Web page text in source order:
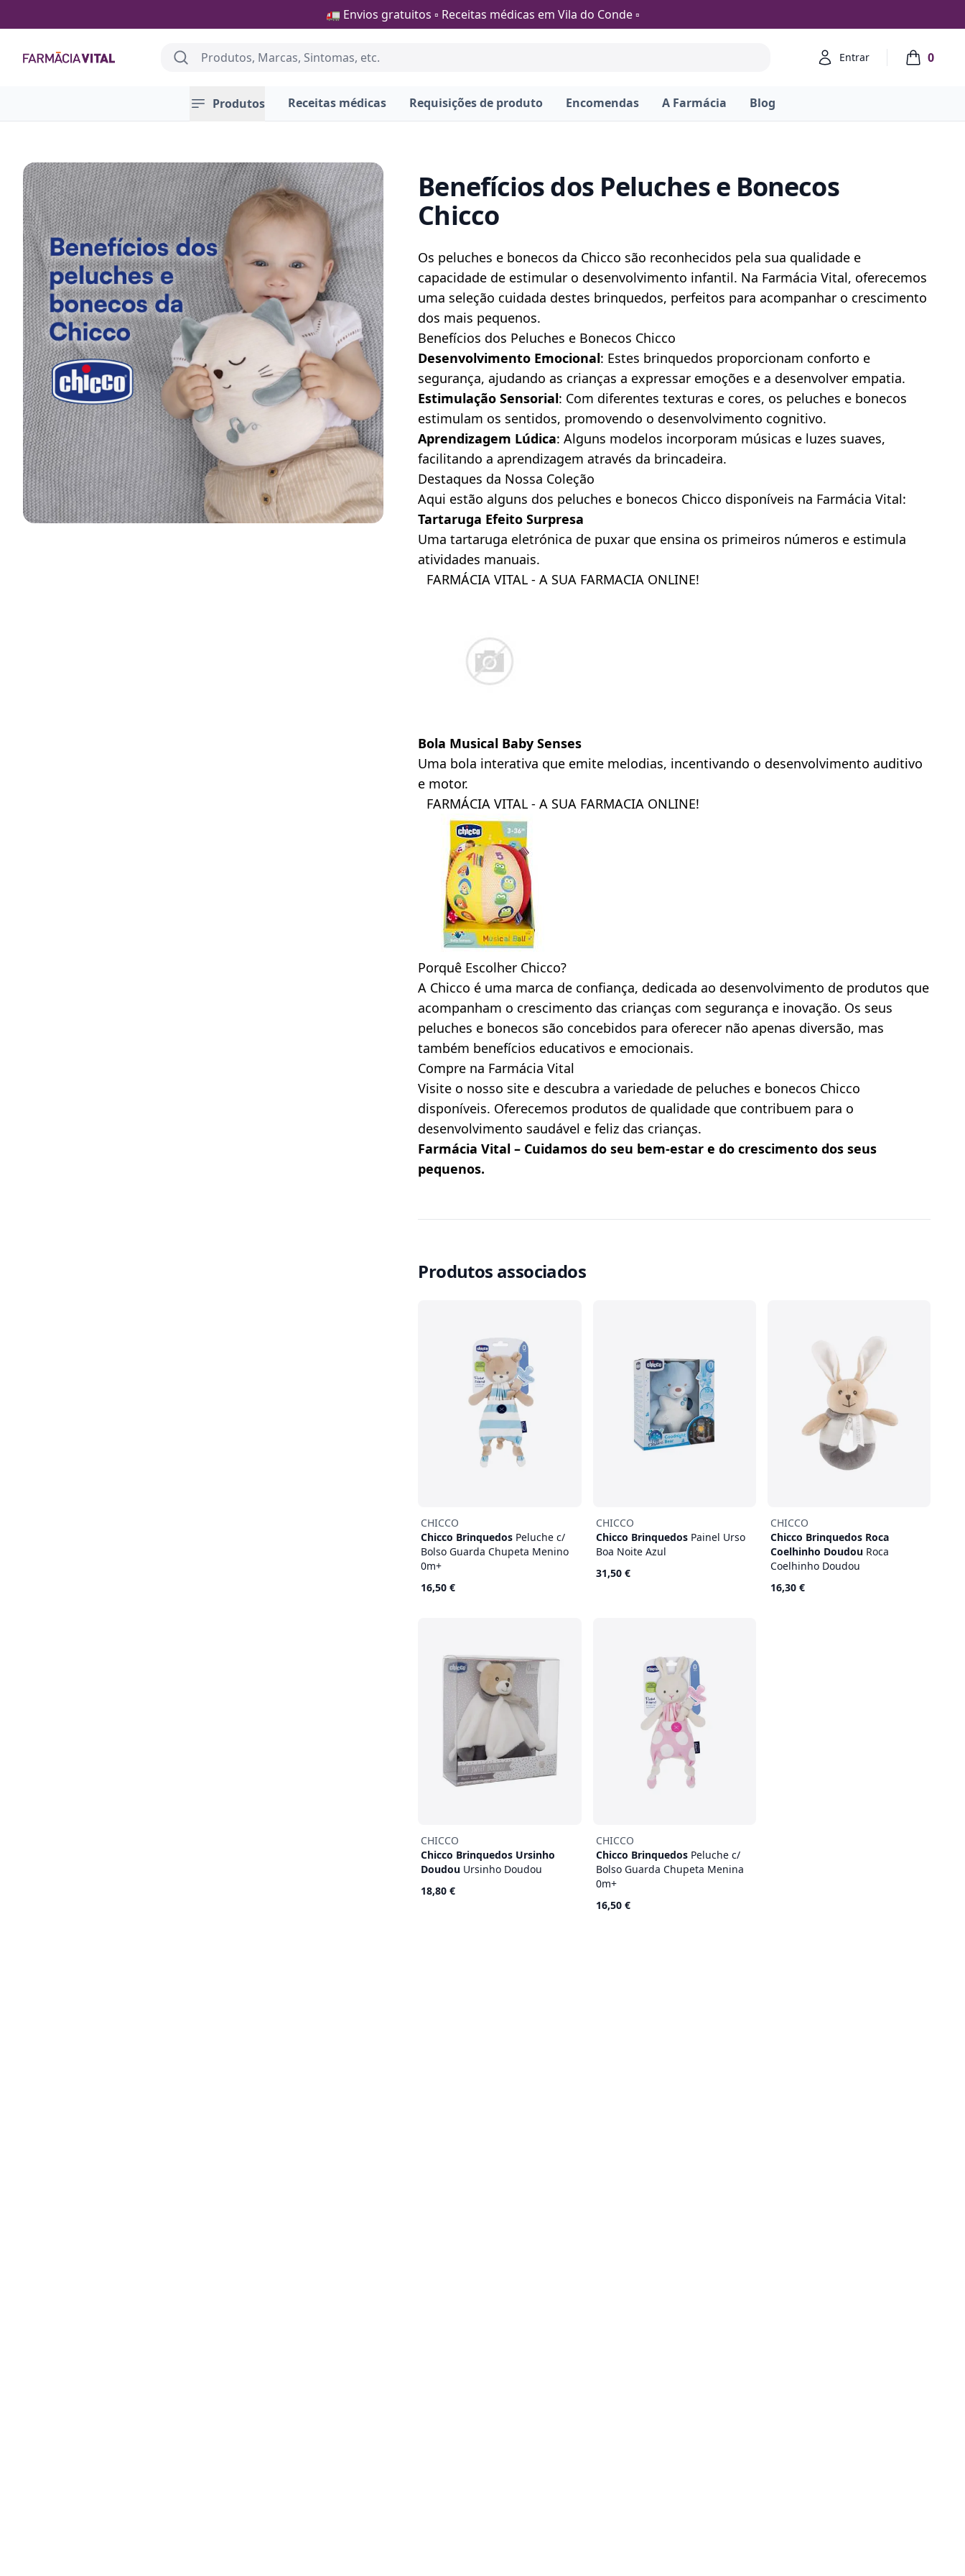
🚛 Envios gratuitos ▫️ Receitas médicas em Vila do Conde ▫️
Farmácia Vital
Search Account
Entrar 0
items in
Produtos Receitas médicas Requisições de produto Encomendas A Farmácia Blog
Benefícios dos Peluches e Bonecos
Chicco
Os peluches e bonecos da Chicco são reconhecidos pela sua qualidade e
capacidade de estimular o desenvolvimento infantil. Na Farmácia Vital, oferecemos
uma seleção cuidada destes brinquedos, perfeitos para acompanhar o crescimento
dos mais pequenos.
Benefícios dos Peluches e Bonecos Chicco
Desenvolvimento Emocional: Estes brinquedos proporcionam conforto e
segurança, ajudando as crianças a expressar emoções e a desenvolver empatia.
Estimulação Sensorial: Com diferentes texturas e cores, os peluches e bonecos
estimulam os sentidos, promovendo o desenvolvimento cognitivo.
Aprendizagem Lúdica: Alguns modelos incorporam músicas e luzes suaves,
facilitando a aprendizagem através da brincadeira.
Destaques da Nossa Coleção
Aqui estão alguns dos peluches e bonecos Chicco disponíveis na Farmácia Vital:
Tartaruga Efeito Surpresa
Uma tartaruga eletrónica de puxar que ensina os primeiros números e estimula
atividades manuais.
FARMÁCIA VITAL - A SUA FARMACIA ONLINE!
Bola Musical Baby Senses
Uma bola interativa que emite melodias, incentivando o desenvolvimento auditivo
e motor.
FARMÁCIA VITAL - A SUA FARMACIA ONLINE!
Porquê Escolher Chicco?
A Chicco é uma marca de confiança, dedicada ao desenvolvimento de produtos que
acompanham o crescimento das crianças com segurança e inovação. Os seus
peluches e bonecos são concebidos para oferecer não apenas diversão, mas
também benefícios educativos e emocionais.
Compre na Farmácia Vital
Visite o nosso site e descubra a variedade de peluches e bonecos Chicco
disponíveis. Oferecemos produtos de qualidade que contribuem para o
desenvolvimento saudável e feliz das crianças.
Farmácia Vital – Cuidamos do seu bem-estar e do crescimento dos seus
pequenos.
Produtos associados
CHICCO
Chicco Brinquedos Peluche c/
Bolso Guarda Chupeta Menino
0m+
16,50 €
CHICCO
Chicco Brinquedos Painel Urso
Boa Noite Azul
31,50 €
CHICCO
Chicco Brinquedos Roca
Coelhinho Doudou Roca
Coelhinho Doudou
16,30 €
CHICCO
Chicco Brinquedos Ursinho
Doudou Ursinho Doudou
18,80 €
CHICCO
Chicco Brinquedos Peluche c/
Bolso Guarda Chupeta Menina
0m+
16,50 €